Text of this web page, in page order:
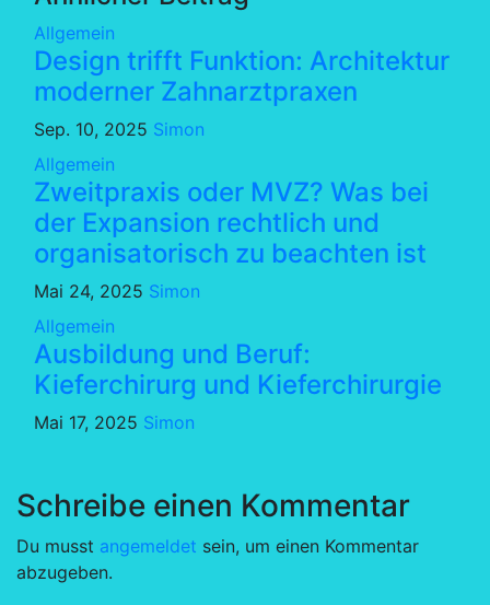
Allgemein
Design trifft Funktion: Architektur
moderner Zahnarztpraxen
Sep. 10, 2025 Simon
Allgemein
Zweitpraxis oder MVZ? Was bei
der Expansion rechtlich und
organisatorisch zu beachten ist
Mai 24, 2025 Simon
Allgemein
Ausbildung und Beruf:
Kieferchirurg und Kieferchirurgie
Mai 17, 2025 Simon
Schreibe einen Kommentar
Du musst angemeldet sein, um einen Kommentar
abzugeben.